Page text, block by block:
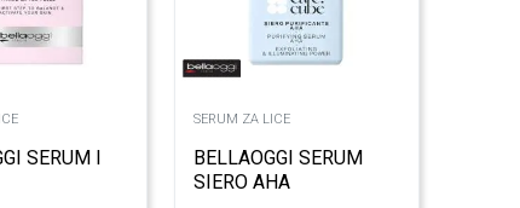
SERUM I
SERUM ZA LICE
BELLAOGGI SERUM
SIERO AHA